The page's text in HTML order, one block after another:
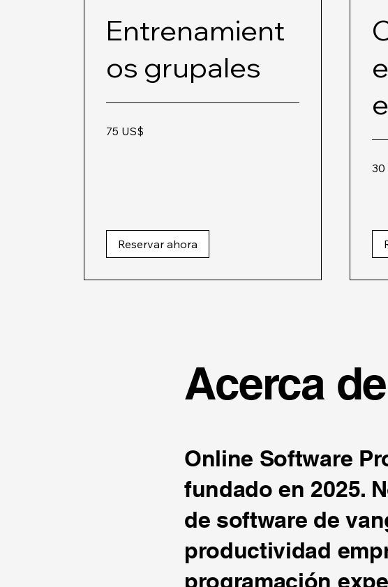
Entrenamient
os grupales
dólares
estadounidenses
75 US$
Reservar ahora
30
Acerca
Online Software
fundado en 2025.
de software de
productividad
programación